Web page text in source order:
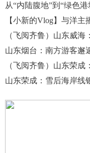
从“内陆腹地”到“绿色
【小新的Vlog】与洋
（飞阅齐鲁）山东威海
山东烟台：南方游客邂
（飞阅齐鲁）山东荣
山东荣成：雪后海岸线